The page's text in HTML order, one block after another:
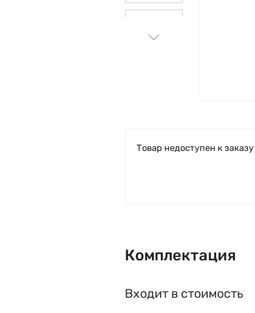
Товар недоступен к заказу
Комплектация
Входит в стоимость